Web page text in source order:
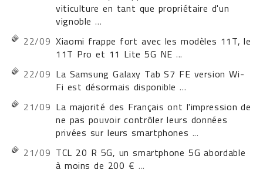
viticulture en tant que propriétaire d'un
vignoble...
22/09 Xiaomi frappe fort avec les modèles 11T, le
11T Pro et 11 Lite 5G NE ...
22/09 La Samsung Galaxy Tab S7 FE version Wi-
Fi est désormais disponible ...
21/09 La majorité des Français ont l'impression de
ne pas pouvoir contrôler leurs données
privées sur leurs smartphones ...
21/09 TCL 20 R 5G, un smartphone 5G abordable
à moins de 200 € ...